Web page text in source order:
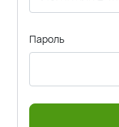
Пароль